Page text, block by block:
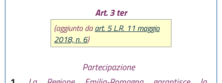
Art. 3 ter
(aggiunto daart. 5 L.R. 11 maggio
2018, n. 6)
Partecipazione